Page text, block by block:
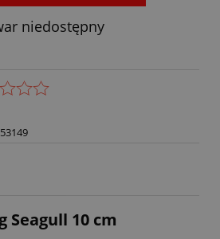
niedostępny
Seagull 10 cm